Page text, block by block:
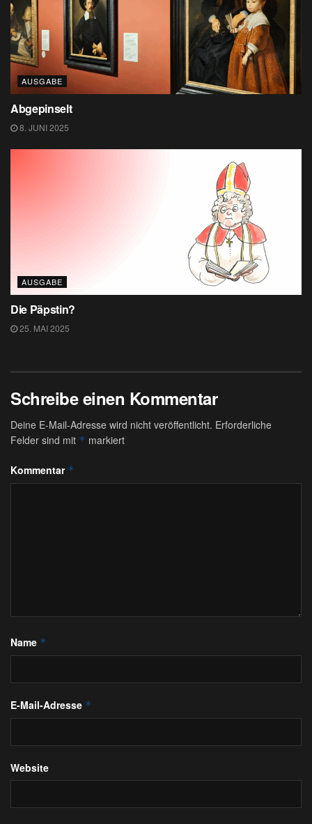
AUSGABE
Abgepinselt
8. JUNI 2025
AUSGABE
Die Päpstin?
25. MAI 2025
Schreibe einen Kommentar
Deine E-Mail-Adresse wird nicht veröffentlicht. Erforderliche
Felder sind mit * markiert
Kommentar *
Name *
E-Mail-Adresse *
Website